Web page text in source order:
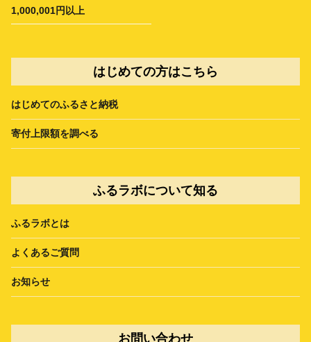
1,000,001円以上
はじめての方はこちら
はじめてのふるさと納税
寄付上限額を調べる
ふるラボについて知る
ふるラボとは
よくあるご質問
お知らせ
お問い合わせ